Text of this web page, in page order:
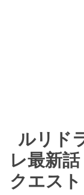
ルリド
レ最新
クエスト